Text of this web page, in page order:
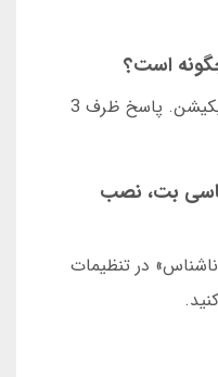
از طریق چت زنده در سایت یا اپلیکیشن. پاسخ ظرف 3
ساسی بت، نصب
در تنظیمات